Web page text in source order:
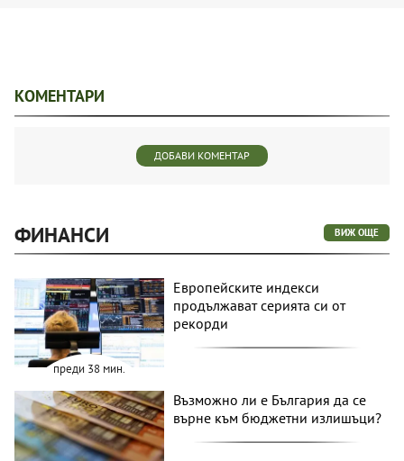
КОМЕНТАРИ
ДОБАВИ КОМЕНТАР
ФИНАНСИ ВИЖ ОЩЕ
преди 38 мин.
Европейските индекси
продължават серията си от
рекорди
Възможно ли е България да се
върне към бюджетни излишъци?